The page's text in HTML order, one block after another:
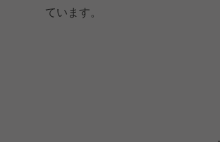
ています。